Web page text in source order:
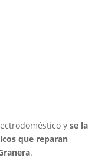
y se la
que reparan
.